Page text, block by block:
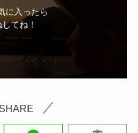
に入ったら
てね！